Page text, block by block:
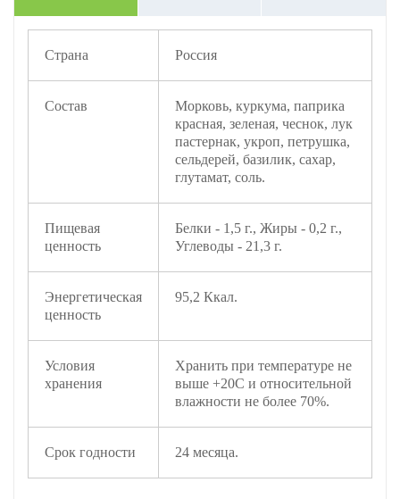
Страна Россия
Состав
Морковь, куркума, паприка
красная, зеленая, чеснок, лук
пастернак, укроп, петрушка,
сельдерей, базилик, сахар,
глутамат, соль.
Пищевая
ценность
Белки - 1,5 г., Жиры - 0,2 г.,
Углеводы - 21,3 г.
Энергетическая
ценность
95,2 Ккал.
Условия
хранения
Хранить при температуре не
выше +20С и относительной
влажности не более 70%.
Срок годности 24 месяца.